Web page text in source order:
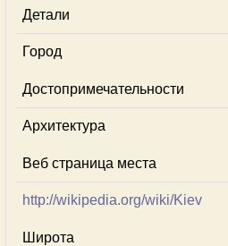
Детали
Город
Достопримечательности
Архитектура
Веб страница места
http://wikipedia.org/wiki/Kiev
Широта